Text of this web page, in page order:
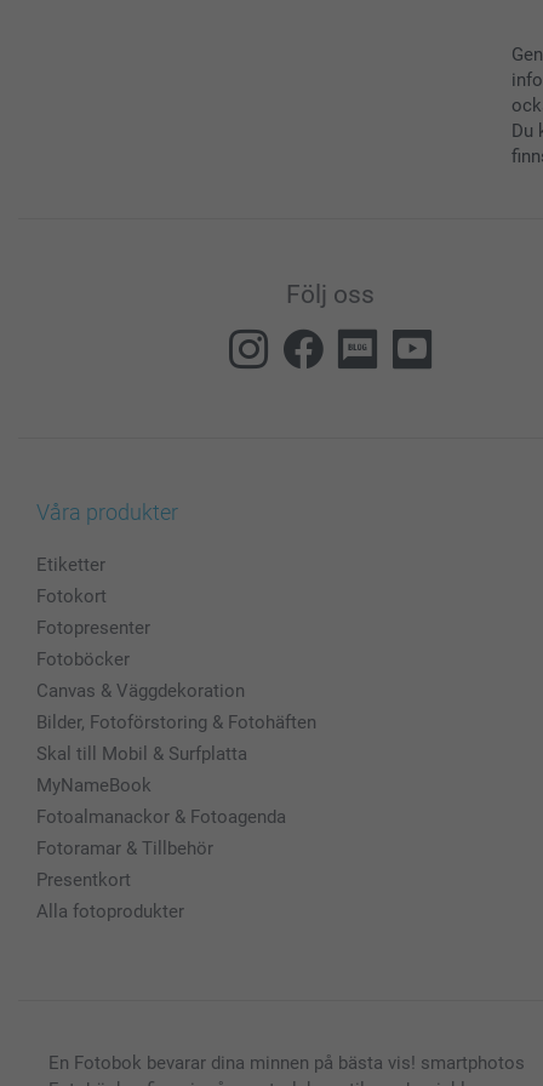
Du
Följ oss
Våra produkter
Etiketter
Fotokort
Fotopresenter
Fotoböcker
Canvas & Väggdekoration
Bilder, Fotoförstoring & Fotohäften
Skal till Mobil & Surfplatta
MyNameBook
Fotoalmanackor & Fotoagenda
Fotoramar & Tillbehör
Presentkort
Alla fotoprodukter
En Fotobok bevarar dina minnen på bästa vis! smartphotos